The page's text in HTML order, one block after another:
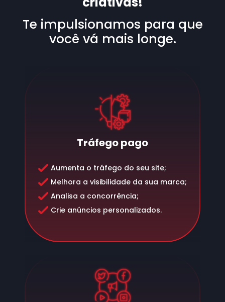
Te impulsionamos para que
você vá mais longe.
Tráfego pago
Aumenta o tráfego do seu site;
Melhora a visibilidade da sua marca;
Analisa a concorrência;
Crie anúncios personalizados.